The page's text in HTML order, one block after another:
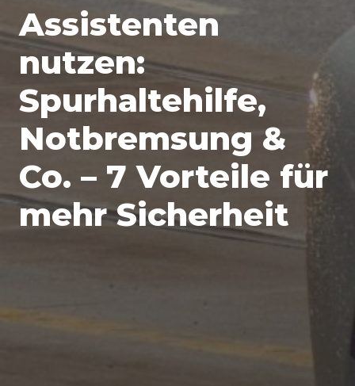
Assistenten
nutzen:
Spurhaltehilfe,
Notbremsung &
Co. – 7 Vorteile für
mehr Sicherheit